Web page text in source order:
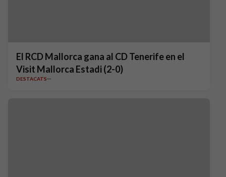
El RCD Mallorca gana al CD Tenerife en el
Visit Mallorca Estadi (2-0)
DESTACATS